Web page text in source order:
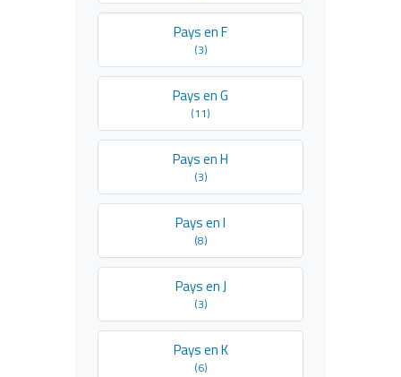
Pays en F
(3)
Pays en G
(11)
Pays en H
(3)
Pays en I
(8)
Pays en J
(3)
Pays en K
(6)